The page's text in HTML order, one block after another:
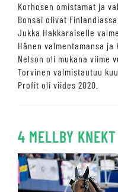
Korhosen omistamat ja
Bonsai olivat Finlandiassa
Jukka Hakkaraiselle
Hänen valmentamansa ja
Nelson oli mukana viime
Torvinen valmistautuu
Profit oli viides 2020.
4 MELLBY KNEKT